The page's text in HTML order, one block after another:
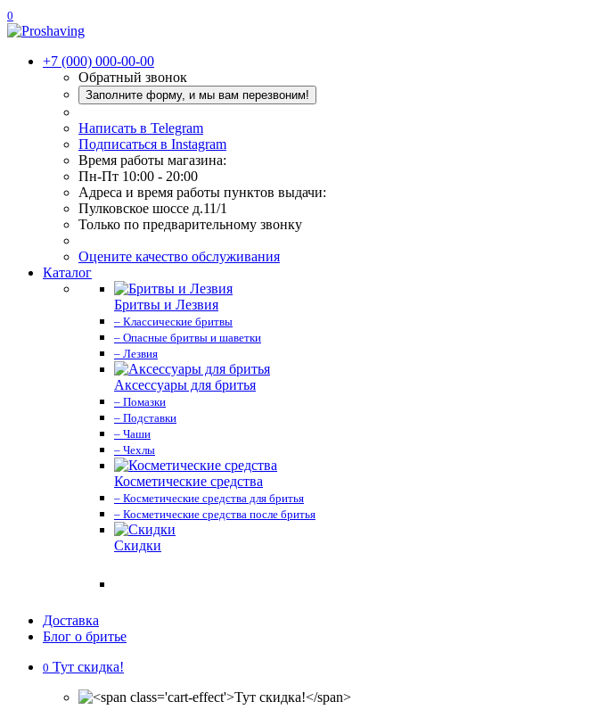
0
+7 (000) 000-00-00
Обратный звонок
Заполните форму, и мы вам перезвоним!
Написать в Telegram
Подписаться в Instagram
Время работы магазина:
Пн-Пт 10:00 - 20:00
Адреса и время работы пунктов выдачи:
Пулковское шоссе д.11/1
Только по предварительному звонку
Оцените качество обслуживания
Каталог
Бритвы и Лезвия
– Классические бритвы
– Опасные бритвы и шаветки
– Лезвия
Аксессуары для бритья
– Помазки
– Подставки
– Чаши
– Чехлы
Косметические средства
– Косметические средства для бритья
– Косметические средства после бритья
Скидки
Доставка
Блог о бритье
0 Тут скидка!